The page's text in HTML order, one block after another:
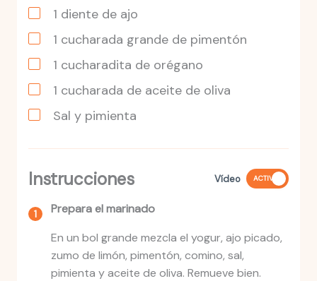
1 dientede ajo
1 cucharada grande de pimentón
1 cucharadita de orégano
1 cucharada de aceite de oliva
Sal y pimienta
Instrucciones Vídeo ACTIVO
Prepara el marinado
En un bol grande mezcla el yogur, ajo picado,
zumo de limón, pimentón, comino, sal,
pimienta y aceite de oliva. Remueve bien.